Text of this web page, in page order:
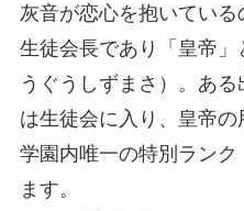
灰音が恋心を抱いてい
生徒会長であり「皇帝」
うぐうしずまさ）。あ
は生徒会に入り、皇帝の
学園内唯一の特別ラン
ます。